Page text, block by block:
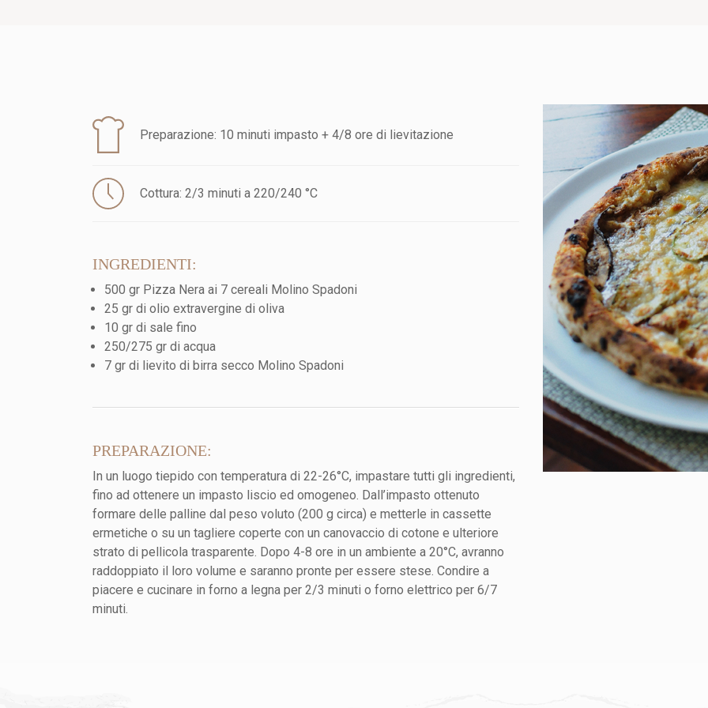
Preparazione: 10 minuti impasto + 4/8 ore di lievitazione
Cottura: 2/3 minuti a 220/240 °C
INGREDIENTI:
500 gr Pizza Nera ai 7 cereali Molino Spadoni
25 gr di olio extravergine di oliva
10 gr di sale fino
250/275 gr di acqua
7 gr di lievito di birra secco Molino Spadoni
PREPARAZIONE:
In un luogo tiepido con temperatura di 22-26°C, impastare tutti gli ingredienti,
fino ad ottenere un impasto liscio ed omogeneo. Dall’impasto ottenuto
formare delle palline dal peso voluto (200 g circa) e metterle in cassette
ermetiche o su un tagliere coperte con un canovaccio di cotone e ulteriore
strato di pellicola trasparente. Dopo 4-8 ore in un ambiente a 20°C, avranno
raddoppiato il loro volume e saranno pronte per essere stese. Condire a
piacere e cucinare in forno a legna per 2/3 minuti o forno elettrico per 6/7
minuti.